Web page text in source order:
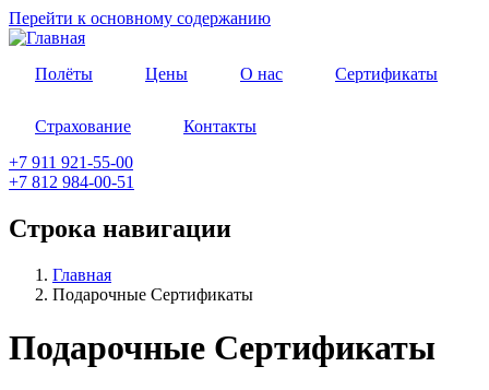
Перейти к основному содержанию
Полёты Цены О нас Сертификаты
Страхование
Контакты
+7 911 921-55-00
+7 812 984-00-51
Строка навигации
Главная
Подарочные Сертификаты
Подарочные Сертификаты